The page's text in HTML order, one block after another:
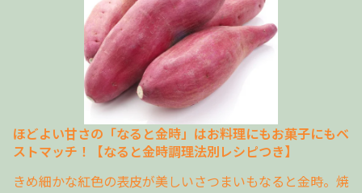
ほどよい甘さの「なると金時」はお料理にもお菓子にもベ
ストマッチ！【なると金時調理法別レシピつき】
きめ細かな紅色の表皮が美しいさつまいもなると金時。焼